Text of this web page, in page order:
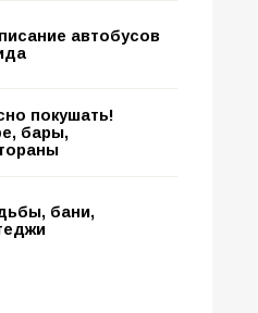
автобусов
покушать!
бары,
бани,